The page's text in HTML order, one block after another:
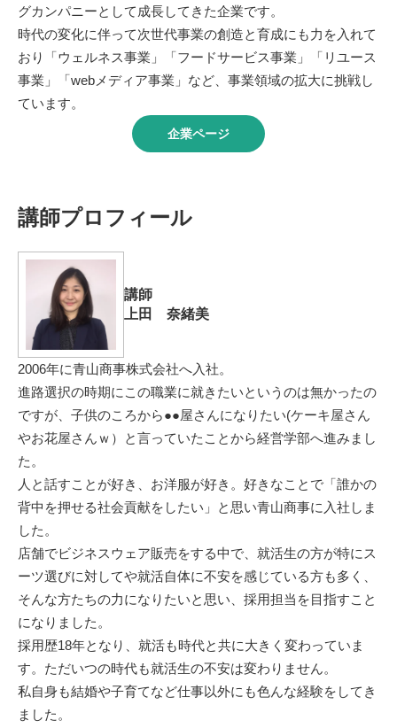
グカンパニーとして成長してきた企業です。
時代の変化に伴って次世代事業の創造と育成にも力を入れて
おり「ウェルネス事業」「フードサービス事業」「リユース
事業」「webメディア事業」など、事業領域の拡大に挑戦し
ています。
企業ページ
講師プロフィール
講師
上田 奈緒美
2006年に青山商事株式会社へ入社。
進路選択の時期にこの職業に就きたいというのは無かったの
ですが、子供のころから●●屋さんになりたい(ケーキ屋さん
やお花屋さんｗ）と言っていたことから経営学部へ進みまし
た。
人と話すことが好き、お洋服が好き。好きなことで「誰かの
背中を押せる社会貢献をしたい」と思い青山商事に入社しま
した。
店舗でビジネスウェア販売をする中で、就活生の方が特にス
ーツ選びに対してや就活自体に不安を感じている方も多く、
そんな方たちの力になりたいと思い、採用担当を目指すこと
になりました。
採用歴18年となり、就活も時代と共に大きく変わっていま
す。ただいつの時代も就活生の不安は変わりません。
私自身も結婚や子育てなど仕事以外にも色んな経験をしてき
ました。